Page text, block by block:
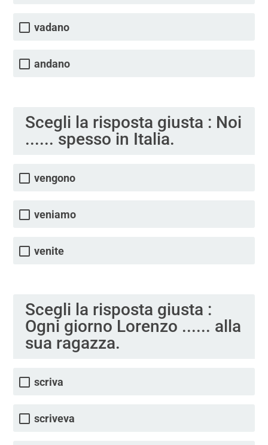
vadano
andano
Scegli la risposta giusta : Noi
...... spesso in Italia.
vengono
veniamo
venite
Scegli la risposta giusta :
Ogni giorno Lorenzo ...... alla
sua ragazza.
scriva
scriveva